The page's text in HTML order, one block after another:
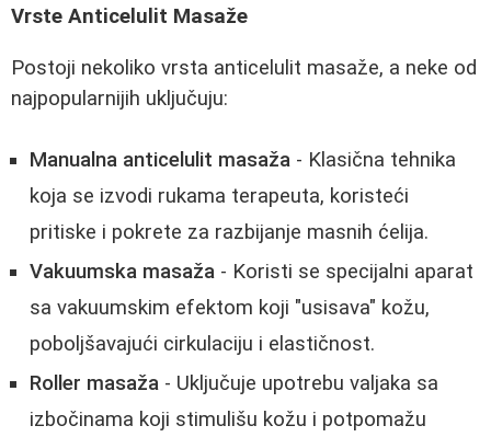
Vrste Anticelulit Masaže
Postoji nekoliko vrsta anticelulit masaže, a neke od
najpopularnijih uključuju:
Manualna anticelulit masaža - Klasična tehnika
koja se izvodi rukama terapeuta, koristeći
pritiske i pokrete za razbijanje masnih ćelija.
Vakuumska masaža - Koristi se specijalni aparat
sa vakuumskim efektom koji "usisava" kožu,
poboljšavajući cirkulaciju i elastičnost.
Roller masaža - Uključuje upotrebu valjaka sa
izbočinama koji stimulišu kožu i potpomažu